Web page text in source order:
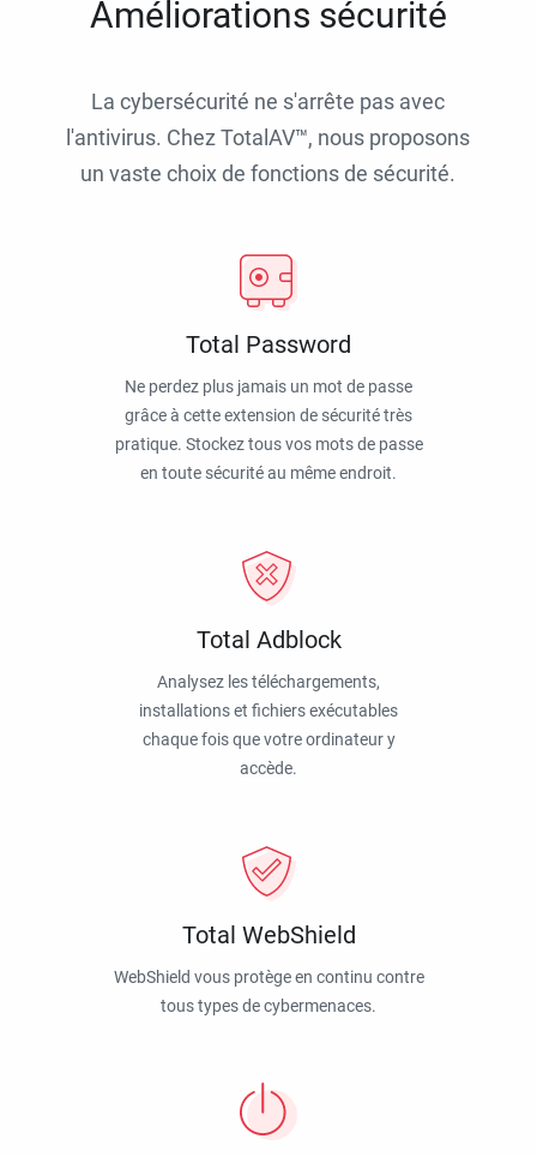
Améliorations sécurité
La cybersécurité ne s'arrête pas avec
l'antivirus. Chez TotalAV™, nous proposons
un vaste choix de fonctions de sécurité.
Total Password
Ne perdez plus jamais un mot de passe
grâce à cette extension de sécurité très
pratique. Stockez tous vos mots de passe
en toute sécurité au même endroit.
Total Adblock
Analysez les téléchargements,
installations et fichiers exécutables
chaque fois que votre ordinateur y
accède.
Total WebShield
WebShield vous protège en continu contre
tous types de cybermenaces.